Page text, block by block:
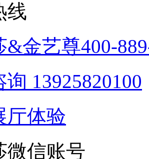
线
&金艺尊400-
询 13925820100
厅体验
微信账号